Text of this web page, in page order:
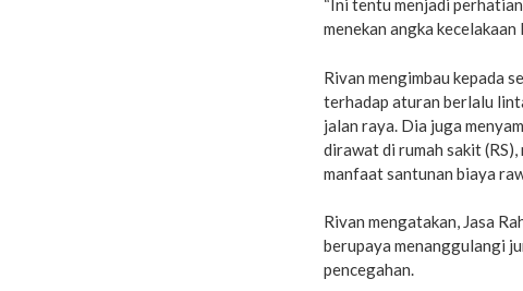
“Ini tentu menjadi
menekan angka kecelakaan
Rivan mengimbau kepada
terhadap aturan berlalu
jalan raya. Dia juga
dirawat di rumah sakit
manfaat santunan biaya
Rivan mengatakan, Jasa
berupaya menanggulangi
pencegahan.